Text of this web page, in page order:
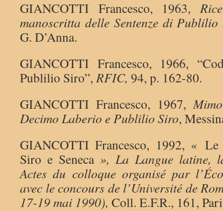
GIANCOTTI Francesco, 1963,
manoscritta delle Sentenze di Publilio
G. D’Anna.
GIANCOTTI Francesco, 1966,
Publilio Siro”,RFIC, 94, p. 162-80.
GIANCOTTI Francesco, 1967,
Decimo Laberio e Publilio Siro,
GIANCOTTI Francesco, 1992, «
Siro e Seneca », La Langue latine,
Actes du colloque organisé par
avec le concours de l’Université de
17-19 mai 1990), Coll. E.F.R., 161,